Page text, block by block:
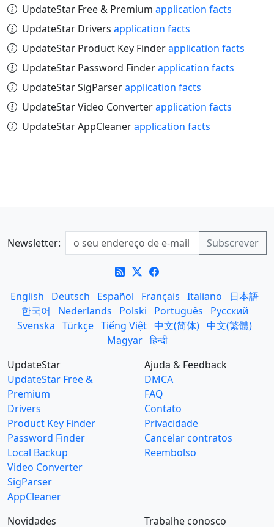
UpdateStar Free & Premium application facts
UpdateStar Drivers application facts
UpdateStar Product Key Finderapplication facts
UpdateStar Password Finderapplication facts
UpdateStar SigParserapplication facts
UpdateStar Video Converterapplication facts
UpdateStar AppCleanerapplication facts
Newsletter:
English Deutsch Español Français Italiano
日本語
한국어
Nederlands Polski Português
Русский
Svenska Türkçe Tiếng Việt 中文(简体) 中文(繁體)
Magyar हिन्दी
UpdateStar
UpdateStar Free &
Premium
Drivers
Product Key Finder
Password Finder
Local Backup
Video Converter
SigParser
AppCleaner
Ajuda & Feedback
DMCA
FAQ
Contato
Privacidade
Cancelar contratos
Reembolso
Novidades Trabalhe conosco